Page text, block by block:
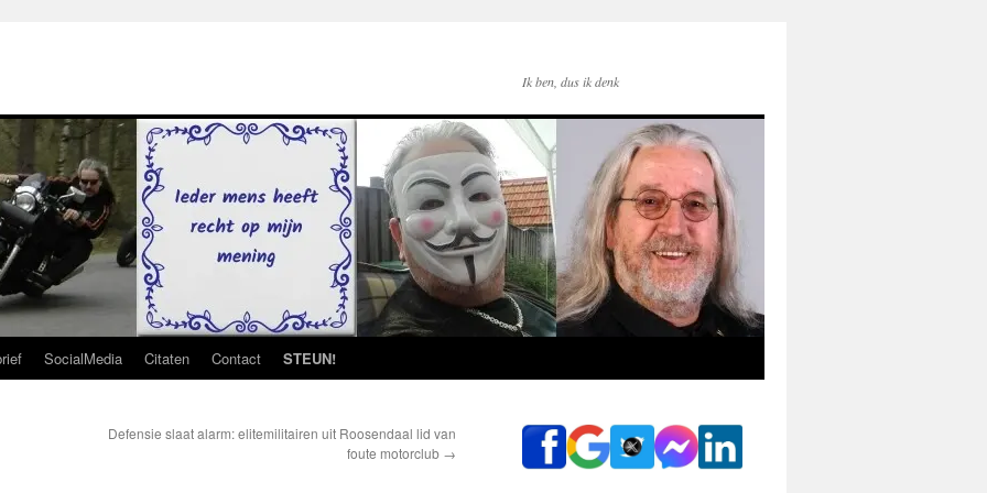
Ik ben, dus ik denk
SocialMedia Citaten Contact STEUN!
Defensie slaat alarm: elitemilitairen uit Roosendaal lid van
foute motorclub →